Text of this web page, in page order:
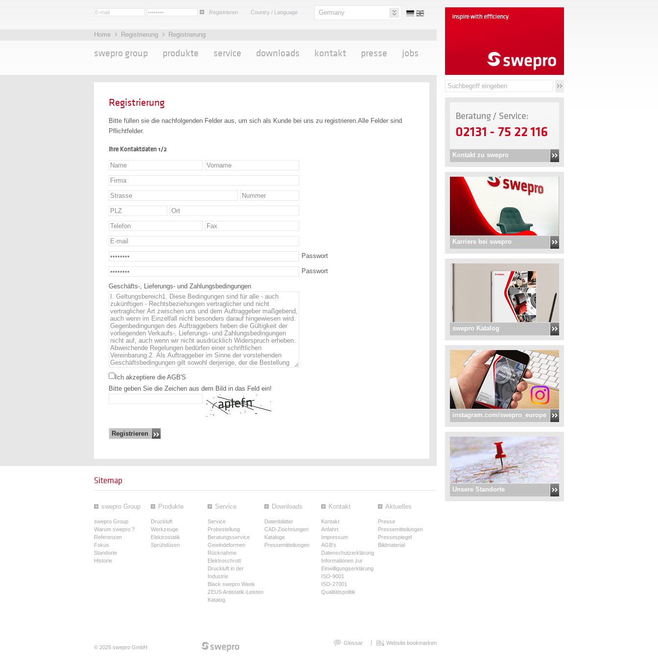
Registrieren Country / Language Germany
Kontakt zu swepro
Karriere bei swepro
swepro Katalog
instagram.com/swepro_europe
Unsere Standorte
Home Registrierung Registrierung
swepro group produkte service downloads kontakt presse jobs
Registrierung
Bitte füllen sie die nachfolgenden Felder aus, um sich als Kunde bei uns zu registrieren.Alle Felder sind
Pflichtfelder.
Ihre Kontaktdaten 1/2
Passwort
Passwort
Geschäfts-, Lieferungs- und Zahlungsbedingungen
Ich akzeptiere die AGB'S
Bitte geben Sie die Zeichen aus dem Bild in das Feld ein!
Sitemap
swepro Group
swepro Group
Warum swepro ?
Referenzen
Fokus
Standorte
Historie
Produkte
Druckluft
Werkzeuge
Elektrostatik
Sprühdüsen
Service
Service
Probestellung
Beratungsservice
Gewindeformen
Rücknahme
Elektroschrott
Druckluft in der
Industrie
Black swepro Week
ZEUS Antistatik-Leisten
Katalog
Downloads
Datenblätter
CAD-Zeichnungen
Kataloge
Pressemitteilungen
Kontakt
Kontakt
Anfahrt
Impressum
AGB's
Datenschutzerklärung
Informationen zur
Einwilligungserklärung
ISO-9001
ISO-27001
Qualitätspolitik
Aktuelles
Presse
Pressemitteilungen
Pressespiegel
Bildmaterial
© 2025 swepro GmbH
Glossar Website bookmarken